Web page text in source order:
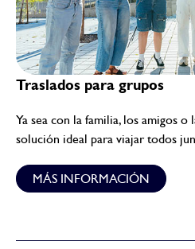
Traslados para grupos
Ya sea con la familia, los amigos o
solución ideal para viajar todos
MÁS INFORMACIÓN